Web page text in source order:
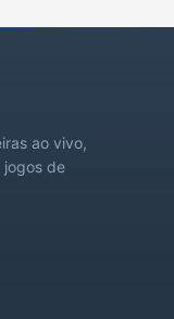
ao vivo,
jogos de